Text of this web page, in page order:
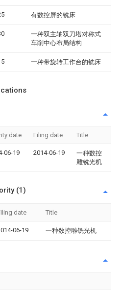
有数控屏的铣床
一种双主轴双刀塔对称式
车削中心布局结构
一种带旋转工作台的铣床
date Filing date Title
06-19 2014-06-19
一种数控
雕铣光机
(1)
date Title
06-19 一种数控雕铣光机